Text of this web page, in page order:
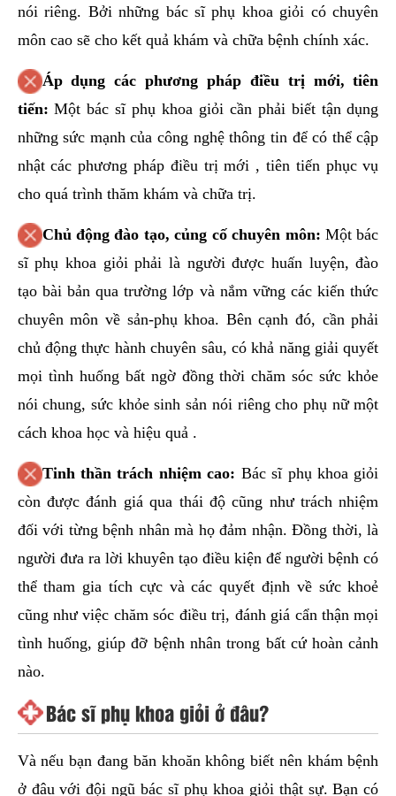
nói riêng. Bởi những bác sĩ phụ khoa giỏi có chuyên
môn cao sẽ cho kết quả khám và chữa bệnh chính xác.
Áp dụng các phương pháp điều trị mới, tiên
tiến: Một bác sĩ phụ khoa giỏi cần phải biết tận dụng
những sức mạnh của công nghệ thông tin để có thể cập
nhật các phương pháp điều trị mới , tiên tiến phục vụ
cho quá trình thăm khám và chữa trị.
Chủ động đào tạo, củng cố chuyên môn: Một bác
sĩ phụ khoa giỏi phải là người được huấn luyện, đào
tạo bài bản qua trường lớp và nắm vững các kiến thức
chuyên môn về sản-phụ khoa. Bên cạnh đó, cần phải
chủ động thực hành chuyên sâu, có khả năng giải quyết
mọi tình huống bất ngờ đồng thời chăm sóc sức khỏe
nói chung, sức khỏe sinh sản nói riêng cho phụ nữ một
cách khoa học và hiệu quả .
Tinh thần trách nhiệm cao: Bác sĩ phụ khoa giỏi
còn được đánh giá qua thái độ cũng như trách nhiệm
đối với từng bệnh nhân mà họ đảm nhận. Đồng thời, là
người đưa ra lời khuyên tạo điều kiện để người bệnh có
thể tham gia tích cực và các quyết định về sức khoẻ
cũng như việc chăm sóc điều trị, đánh giá cẩn thận mọi
tình huống, giúp đỡ bệnh nhân trong bất cứ hoàn cảnh
nào.
Bác sĩ phụ khoa giỏi ở đâu?
Và nếu bạn đang băn khoăn không biết nên khám bệnh
ở đâu với đội ngũ bác sĩ phụ khoa giỏi thật sự. Bạn có